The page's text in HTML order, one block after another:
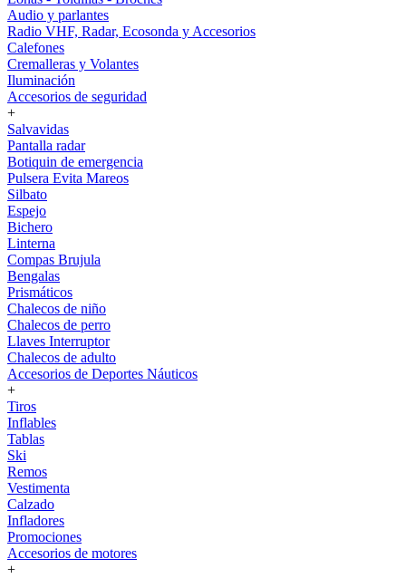
Audio y parlantes
Radio VHF, Radar, Ecosonda y Accesorios
Calefones
Cremalleras y Volantes
Iluminación
Accesorios de seguridad
+
Salvavidas
Pantalla radar
Botiquin de emergencia
Pulsera Evita Mareos
Silbato
Espejo
Bichero
Linterna
Compas Brujula
Bengalas
Prismáticos
Chalecos de niño
Chalecos de perro
Llaves Interruptor
Chalecos de adulto
Accesorios de Deportes Náuticos
+
Tiros
Inflables
Tablas
Ski
Remos
Vestimenta
Calzado
Infladores
Promociones
Accesorios de motores
+